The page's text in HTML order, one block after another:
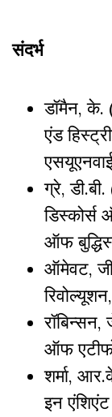
संदर्भ
डॉमैन, के.
एंड
ग्रे,
ऑफ
ऑमेवट,
रॉबिन्सन,
ऑफ
शर्मा,
इन एंशिएंट